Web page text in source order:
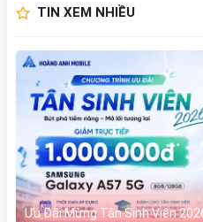
TIN XEM NHIỀU
Ưu Đãi Mừng Tân Sinh Viên